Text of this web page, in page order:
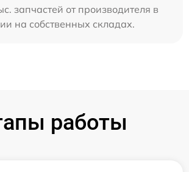
запчастей от производителя в
на собственных складах.
работы